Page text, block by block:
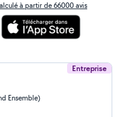
à partir de 66000 avis
Entreprise
Ensemble)